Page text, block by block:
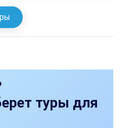
туры для